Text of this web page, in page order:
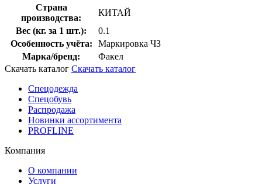
Страна
производства:
КИТАЙ
Вес (кг. за 1 шт.):
0.1
Особенность учёта:
Маркировка ЧЗ
Марка/бренд:
Факел
Скачать каталог Скачать каталог
Спецодежда
Спецобувь
Распродажа
Новинки ассортимента
PROFLINE
Компания
О компании
Услуги